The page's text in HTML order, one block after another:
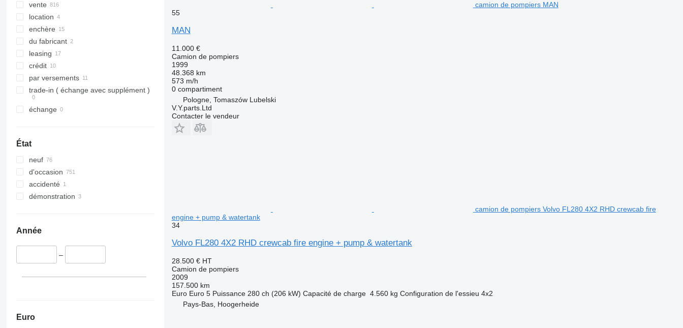
vente
location
enchère
du fabricant
leasing
crédit
par versements
trade-in ( échange avec supplément )
échange
État
neuf
d'occasion
accidenté
démonstration
Année
–
Euro
camion de pompiers MAN
55
MAN
11.000 €
Camion de pompiers
1999
48.368 km
573 m/h
0 compartiment
Pologne, Tomaszów Lubelski
V.Y.parts.Ltd
Contacter le vendeur
camion de pompiers Volvo FL280 4X2 RHD crewcab fire
engine + pump & watertank
34
Volvo FL280 4X2 RHD crewcab fire engine + pump & watertank
28.500 € HT
Camion de pompiers
2009
157.500 km
Euro Euro 5 Puissance 280 ch (206 kW) Capacité de charge 4.560 kg Configuration de l'essieu 4x2
Pays-Bas, Hoogerheide